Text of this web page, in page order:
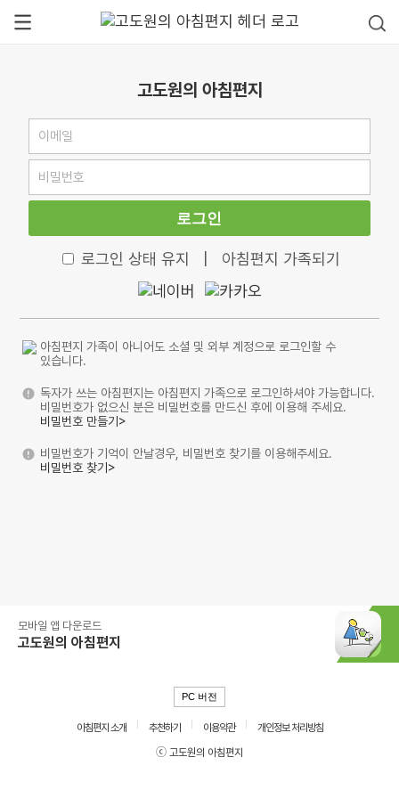
고도원의 아침편지
로그인
로그인 상태 유지 아침편지 가족되기
아침편지 가족이 아니어도 소셜 및 외부 계정으로 로그인할 수
있습니다.
독자가 쓰는 아침편지는 아침편지 가족으로 로그인하셔야 가능합니다.
비밀번호가 없으신 분은 비밀번호를 만드신 후에 이용해 주세요.
비밀번호 만들기>
비밀번호가 기억이 안날경우, 비밀번호 찾기를 이용해주세요.
비밀번호 찾기>
모바일 앱 다운로드
고도원의 아침편지
PC 버전
아침편지 소개 추천하기 이용약관
개인정보 처리방침
ⓒ 고도원의 아침편지